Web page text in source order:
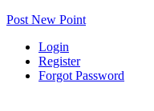
Post New Point
Login
Register
Forgot Password